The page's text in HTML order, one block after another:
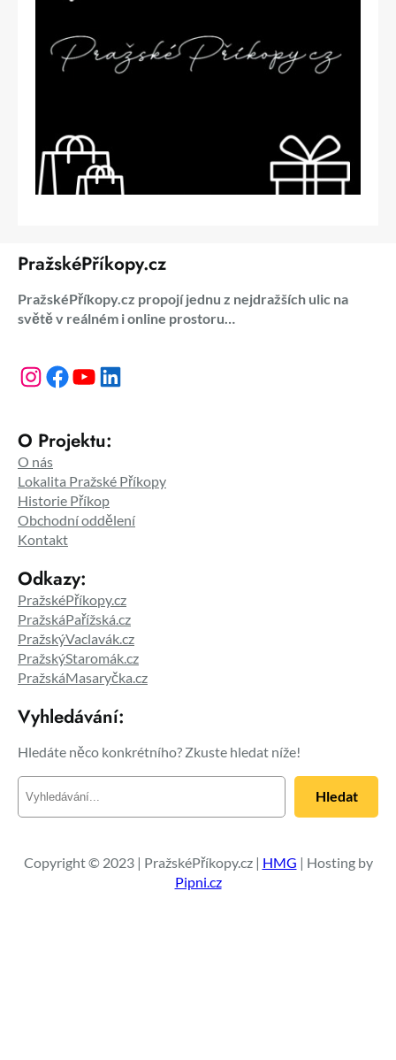
PražskéPříkopy.cz
PražskéPříkopy.cz propojí jednu z nejdražších ulic na
světě v reálném i online prostoru…
Instagram Facebook YouTube LinkedIn
O Projektu:
O nás
Lokalita Pražské Příkopy
Historie Příkop
Obchodní oddělení
Kontakt
Odkazy:
PražskéPříkopy.cz
PražskáPařížská.cz
PražskýVaclavák.cz
PražskýStaromák.cz
PražskáMasaryčka.cz
Vyhledávání:
Hledáte něco konkrétního? Zkuste hledat níže!
e
a
t
Hledat
Copyright © 2023 | PražskéPříkopy.cz | HMG | Hosting by
Pipni.cz